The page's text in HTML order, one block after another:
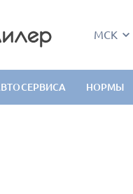
МСК
НОРМЫ